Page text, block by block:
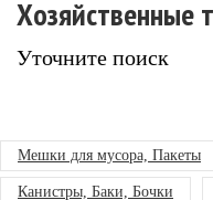
Хозяйственные
Уточните поиск
Мешки для мусора, Пакеты
Канистры, Баки, Бочки